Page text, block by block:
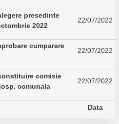
presedinte
2022
22/07/2022
cumparare
22/07/2022
comisie
comunala
22/07/2022
Data